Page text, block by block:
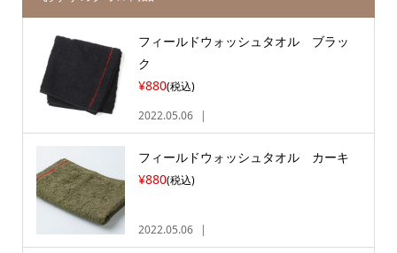
フィールドウォッシュタオル ブラッ
ク
¥880(税込)
2022.05.06
フィールドウォッシュタオル カーキ
¥880(税込)
2022.05.06